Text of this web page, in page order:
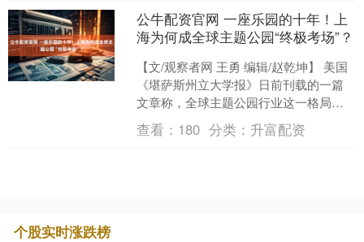
公牛配资官网 一座乐园的十年！上
海为何成全球主题公园“终极考场”？
【文/观察者网 王勇 编辑/赵乾坤】 美国
《堪萨斯州立大学报》日前刊载的一篇
文章称，全球主题公园行业这一格局正
在发生改变。过去十五年间，中国已崛
起为全球最活跃的....
查看： 180 分类： 升富配资
个股实时涨跌榜